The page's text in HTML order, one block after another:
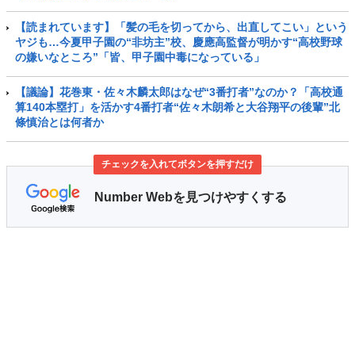
【読まれています】「髪の毛を切ってから、出直してこい」という
ヤジも…今夏甲子園の“非坊主”校、慶應高監督が明かす“高校野球
の嫌いなところ”「皆、甲子園中毒になっている」
【議論】花巻東・佐々木麟太郎はなぜ“3番打者”なのか？「高校通
算140本塁打」を活かす4番打者“佐々木朗希と大谷翔平の後輩”北
條慎治とは何者か
チェックを入れてボタンを押すだけ
Number Webを見つけやすくする